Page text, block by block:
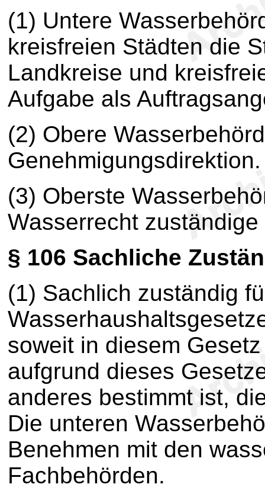
(1) Untere
kreisfreien Städten die
Landkreise und
Aufgabe als
(2) Obere
Genehmigungsdirektion.
(3) Oberste
Wasserrecht
§ 106 Sachliche
(1) Sachlich zuständig
soweit in diesem
aufgrund dieses
anderes bestimmt ist,
Die unteren
Benehmen mit den
Fachbehörden.